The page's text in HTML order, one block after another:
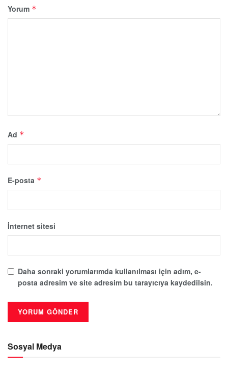
Yorum *
Ad *
E-posta *
İnternet sitesi
Daha sonraki yorumlarımda kullanılması için adım, e-
posta adresim ve site adresim bu tarayıcıya kaydedilsin.
Sosyal Medya